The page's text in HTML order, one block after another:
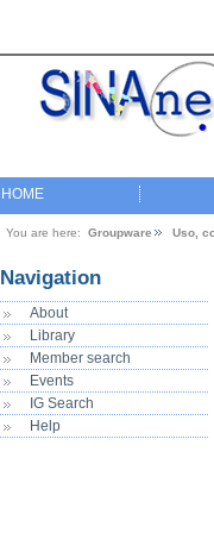
HOME
You are here: Groupware Uso,
Navigation
About
Library
Member search
Events
IG Search
Help